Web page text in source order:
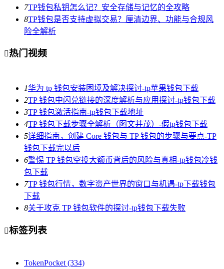
7TP钱包私钥怎么记？安全存储与记忆的全攻略
8TP钱包是否支持虚拟交易？厘清边界、功能与合规风
险全解析
热门视频
1华为 tp 钱包安装困境及解决探讨-tp苹果钱包下载
2TP 钱包中闪兑链接的深度解析与应用探讨-tp钱包下载
3TP 钱包激活指南-tp钱包下载地址
4TP 钱包下载步骤全解析（图文并茂）-假tp钱包下载
5详细指南，创建 Core 钱包与 TP 钱包的步骤与要点-TP
钱包下载完以后
6警惕 TP 钱包空投大额币背后的风险与真相-tp钱包冷钱
包下载
7TP 钱包行情，数字资产世界的窗口与机遇-tp下载钱包
下载
8关于攻克 TP 钱包软件的探讨-tp钱包下载失败
标签列表
TokenPocket (334)